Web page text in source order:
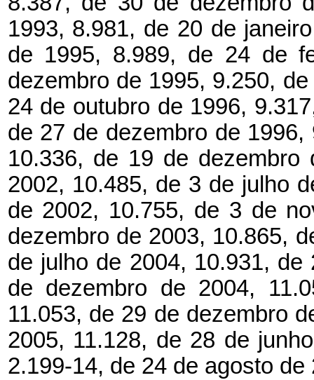
1993, 8.981, de 20 de
de 1995, 8.989, de 24 de
dezembro de 1995, 9.250,
24 de outubro de 1996,
de 27 de dezembro de
10.336, de 19 de
2002, 10.485, de 3 de julho
de 2002, 10.755, de 3 de
dezembro de 2003, 10.865,
de julho de 2004, 10.931,
de dezembro de 2004,
11.053, de 29 de dezembro
2005, 11.128, de 28 de
2.199-14, de 24 de agosto